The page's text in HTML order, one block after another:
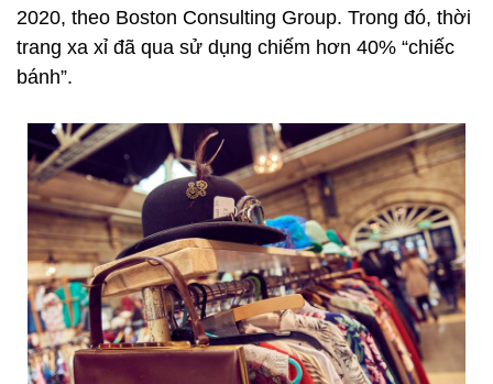
2020, theo Boston Consulting Group. Trong đó, thời
trang xa xỉ đã qua sử dụng chiếm hơn 40% “chiếc
bánh”.